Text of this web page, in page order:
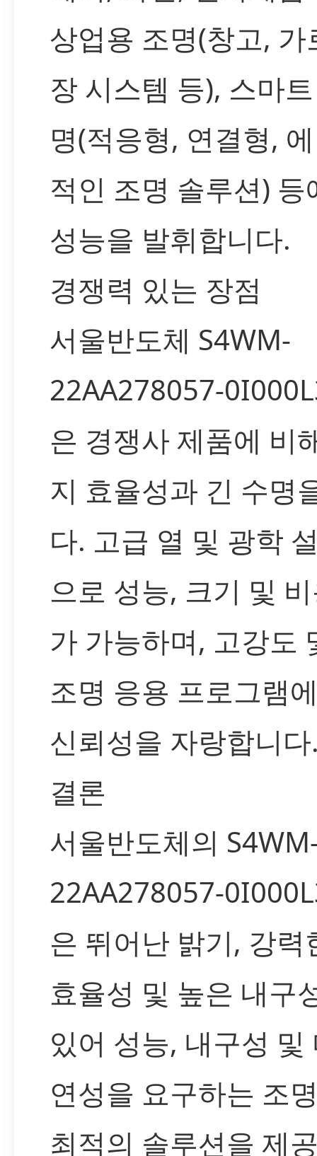
상업용 조명(창고,
장 시스템 등), 스마
명(적응형, 연결형,
적인 조명 솔루션)
성능을 발휘합니다.
경쟁력 있는 장점
서울반도체 S4WM-
22AA278057-
은 경쟁사 제품에 비
지 효율성과 긴 수명
다. 고급 열 및 광학
으로 성능, 크기 및
가 가능하며, 고강도
조명 응용 프로그램
신뢰성을 자랑합니
결론
서울반도체의
22AA278057-
은 뛰어난 밝기, 강력
효율성 및 높은 내구
있어 성능, 내구성 및
연성을 요구하는 조
최적의 솔루션을 제